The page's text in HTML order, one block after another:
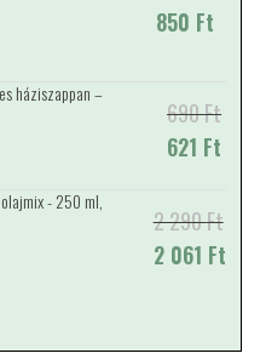
850 Ft
háziszappan –
690Ft
Original
price was:
621 Ft
Current
price is:
- 250 ml,
2 290Ft
Original price
was: 2
2 061 Ft
Current price
is: 2 061 Ft.